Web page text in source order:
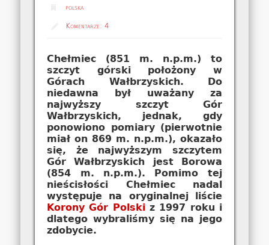
polska
Komentarze:4
Chełmiec (851 m. n.p.m.) to
szczyt górski położony w
Górach Wałbrzyskich. Do
niedawna był uważany za
najwyższy szczyt Gór
Wałbrzyskich, jednak, gdy
ponowiono pomiary (pierwotnie
miał on 869 m. n.p.m.), okazało
się, że najwyższym szczytem
Gór Wałbrzyskich jest Borowa
(854 m. n.p.m.). Pomimo tej
nieścisłości Chełmiec nadal
występuje na oryginalnej liście
Korony Gór Polskiz 1997 roku i
dlatego wybraliśmy się na jego
zdobycie.